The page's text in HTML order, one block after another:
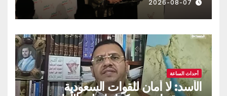
2026-08-07
أحداث الساعة
الأسد: لا أمان للقوات السعودية